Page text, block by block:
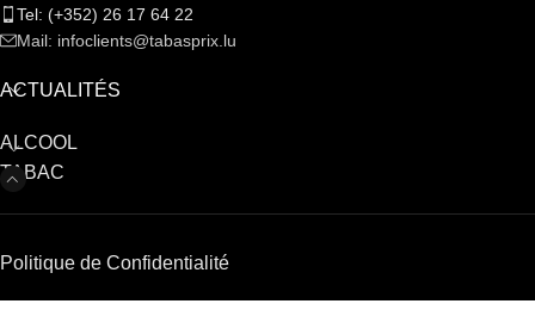
Tel: (+352) 26 17 64 22
Mail: infoclients@tabasprix.lu
ACTUALITÉS
ALCOOL
TABAC
Politique de Confidentialité